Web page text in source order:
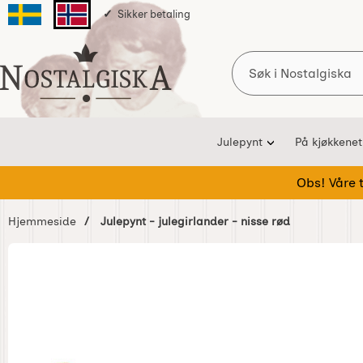
Svenska sidanNorska sidan
Sikker betaling
Startsiden for Nostalgiska
Søk
Julepynt På kjøkkenet
Obs! Våre
Hjemmeside Julepynt - julegirlander - nisse rød